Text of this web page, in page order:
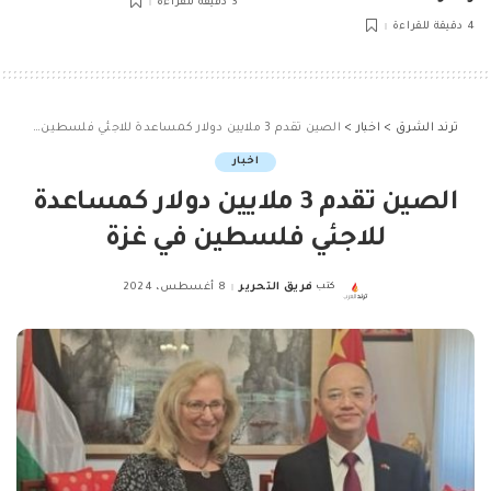
4 دقيقة للقراءة
ترند الشرق > اخبار > الصين تقدم 3 ملايين دولار كمساعدة للاجئي فلسطين في غزة
اخبار
الصين تقدم 3 ملايين دولار كمساعدة
للاجئي فلسطين في غزة
Posted
كتب فريق التحرير 8 أغسطس، 2024